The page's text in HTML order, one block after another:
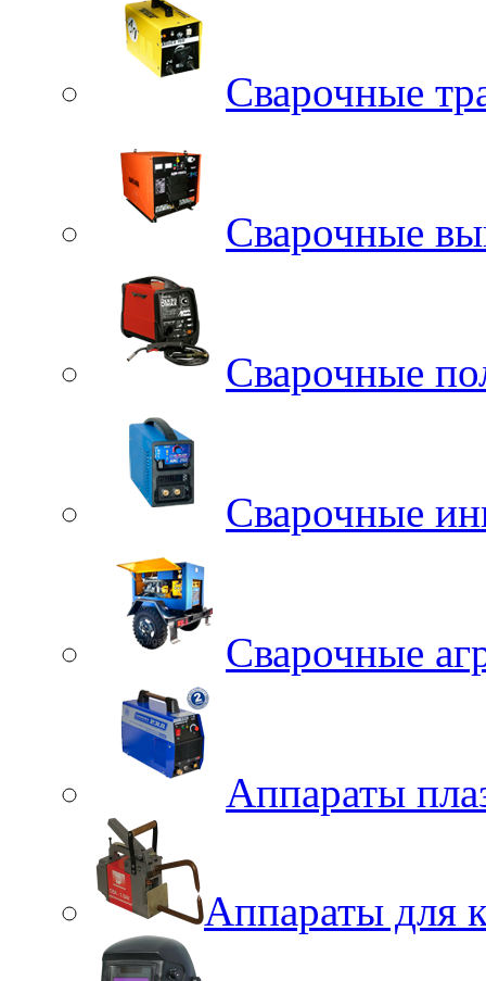
Сварочные
Сварочные
Сварочные
Сварочные
Сварочные
Аппараты
Аппараты для